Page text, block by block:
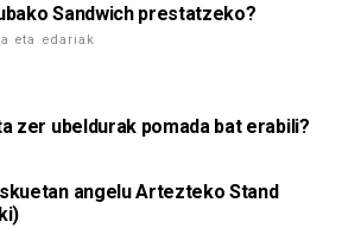
Sandwich prestatzeko?
eta edariak
zer ubeldurak pomada bat erabili?
angelu Artezteko Stand